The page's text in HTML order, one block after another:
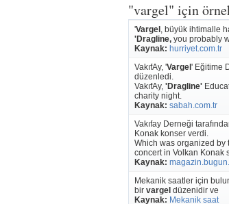
"vargel" için
'Vargel , büyük ihtimalle
'Dragline, you probably
Kaynak: hurriyet.com.tr
VakıfAy, 'Vargel ' Eğitime
düzenledi.
VakıfAy, 'Dragline'
charity night.
Kaynak: sabah.com.tr
Vakıfay Derneği
Konak konser verdi.
Which was organized by
concert in Volkan Konak
Kaynak:
Mekanik saatler için
bir vargel düzenidir ve
Kaynak: Mekanik saat